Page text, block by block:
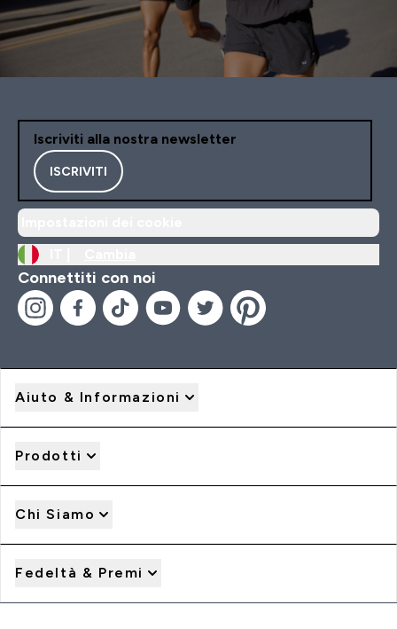
Iscriviti alla nostra newsletter
ISCRIVITI
Connettiti con noi
Aiuto & Informazioni
Prodotti
Chi Siamo
Fedeltà & Premi